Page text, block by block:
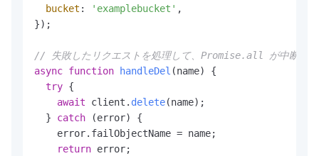
bucket : 'examplebucket' ,
});
// 失敗したリクエストを処理して、Promise.all が中断され
async function handleDel (name) {
try {
await client. delete(name);
  }
catch (error) {
    error.
failObjectName = name;
return error;